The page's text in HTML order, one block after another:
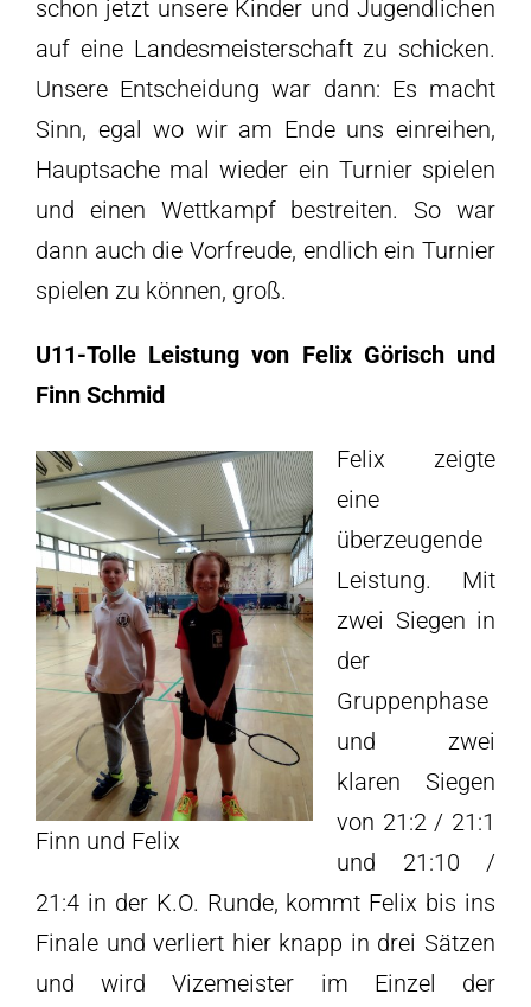
schon jetzt unsere Kinder und Jugendlichen
auf eine Landesmeisterschaft zu schicken.
Unsere Entscheidung war dann: Es macht
Sinn, egal wo wir am Ende uns einreihen,
Hauptsache mal wieder ein Turnier spielen
und einen Wettkampf bestreiten. So war
dann auch die Vorfreude, endlich ein Turnier
spielen zu können, groß.
U11-Tolle Leistung von Felix Görisch und
Finn Schmid
Finn und Felix
Felix zeigte
eine
überzeugende
Leistung. Mit
zwei Siegen in
der
Gruppenphase
und zwei
klaren Siegen
von 21:2 / 21:1
und 21:10 /
21:4 in der K.O. Runde, kommt Felix bis ins
Finale und verliert hier knapp in drei Sätzen
und wird Vizemeister im Einzel der